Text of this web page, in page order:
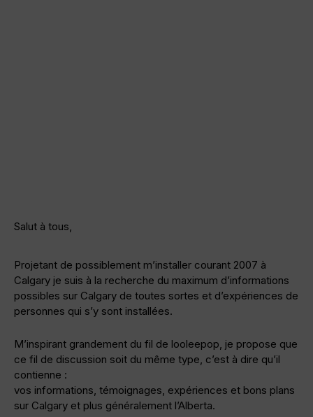
Salut à tous,
Projetant de possiblement m’installer courant 2007 à
Calgary je suis à la recherche du maximum d’informations
possibles sur Calgary de toutes sortes et d’expériences de
personnes qui s’y sont installées.
M’inspirant grandement du fil de looleepop, je propose que
ce fil de discussion soit du même type, c’est à dire qu’il
contienne :
vos informations, témoignages, expériences et bons plans
sur Calgary et plus généralement l’Alberta.